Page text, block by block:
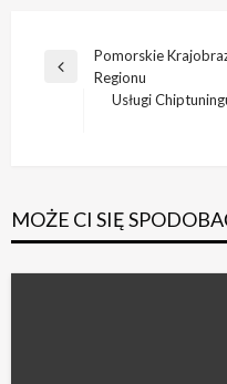
Nawigacja
wpisu
Poprzedni
Pomorskie
Regionu
Usługi
MOŻE CI SIĘ